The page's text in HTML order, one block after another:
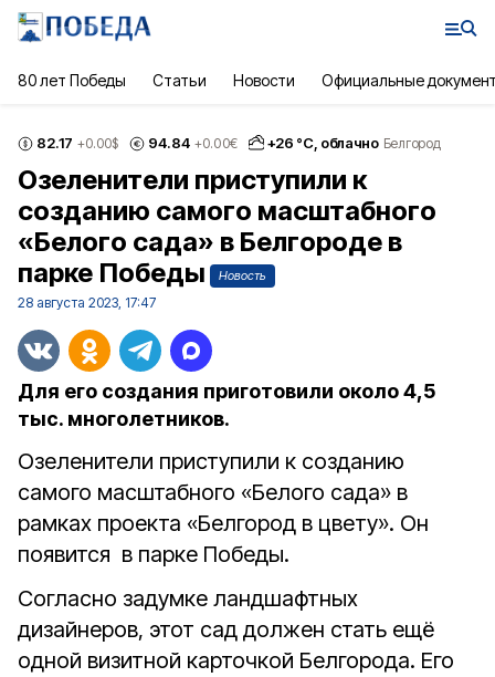
80 лет Победы Статьи Новости Официальные
82.17 +0.00$ 94.84 +0.00€ +26 °С, облачно Белгород
Озеленители приступили к
созданию самого масштабного
«Белого сада» в Белгороде в
парке Победы
Новость
28 августа 2023, 17:47
Для его создания приготовили около 4,5
тыс. многолетников.
Озеленители приступили к созданию
самого масштабного «Белого сада» в
рамках проекта «Белгород в цвету». Он
появится в парке Победы.
Согласно задумке ландшафтных
дизайнеров, этот сад должен стать ещё
одной визитной карточкой Белгорода. Его